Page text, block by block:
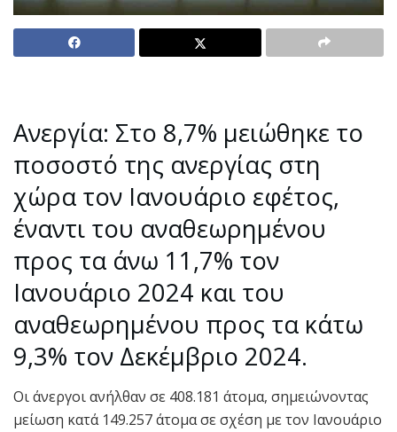
Ανεργία: Στο 8,7% μειώθηκε το
ποσοστό της ανεργίας στη
χώρα τον Ιανουάριο εφέτος,
έναντι του αναθεωρημένου
προς τα άνω 11,7% τον
Ιανουάριο 2024 και του
αναθεωρημένου προς τα κάτω
9,3% τον Δεκέμβριο 2024.
Οι άνεργοι ανήλθαν σε 408.181 άτομα, σημειώνοντας
μείωση κατά 149.257 άτομα σε σχέση με τον Ιανουάριο